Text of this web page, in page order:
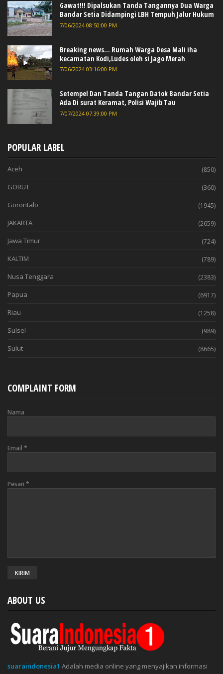
Gawat!!! Dipalsukan Tanda Tangannya Dua Warga
Bandar Setia Didampingi LBH Tempuh Jalur Hukum
7/06/2024 08:50:00 PM
Breaking news... Rumah Warga Desa Mali iha
kecamatan Kodi,Ludes oleh si Jago Merah
7/06/2024 03:16:00 PM
Setempel Dan Tanda Tangan Datok Bandar Setia
Ada Di surat Keramat, Polisi Wajib Tau
7/07/2024 07:39:00 PM
POPULAR LABEL
Aceh (850)
GORUT (360)
Gorontalo (1945)
JAKARTA (2659)
Jawa Timur (724)
KALTIM (789)
Nusa Tenggara (2383)
Papua (6917)
Riau (1258)
Sulsel (989)
Sulut (8665)
COMPLAINT FORM
Nama
Email *
Pesan *
ABOUT US
suaraindonesia1 Adalah media online yang menyajikan informasi